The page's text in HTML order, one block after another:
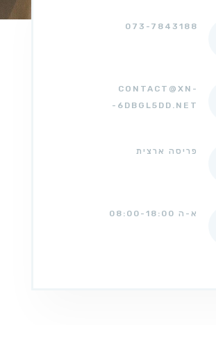
073-7843188
CONTACT@XN-
-6DBGL5DD.NET
פריסה ארצית
א-ה 08:00-18:00